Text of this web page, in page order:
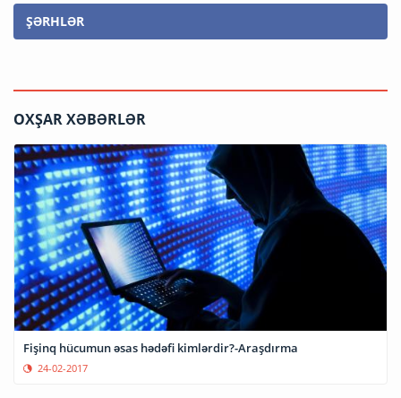
ŞƏRHLƏR
OXŞAR XƏBƏRLƏR
Fişinq hücumun əsas hədəfi kimlərdir?-Araşdırma
24-02-2017